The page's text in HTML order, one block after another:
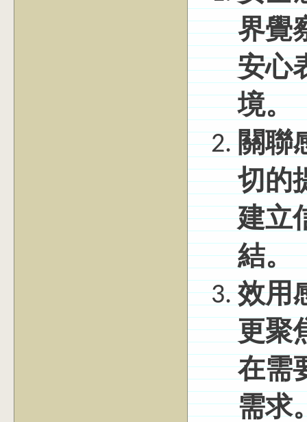
界覺
安心
境。
關聯
切的
建立
結。
效用
更聚
在需
需求